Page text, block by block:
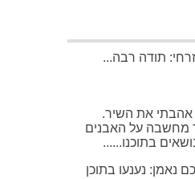
זרחי: תודה רבה...
אהבתי את השיר.
מחשבה על האבנים
בתוכנו......
נאמן: נענעו בתוכן